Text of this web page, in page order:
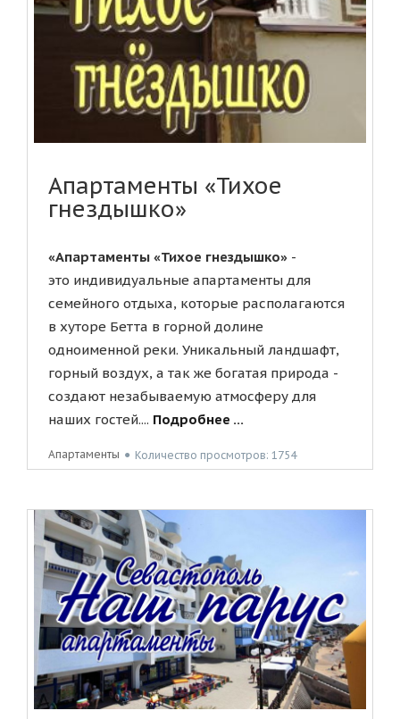
Апартаменты «Тихое
гнездышко»
«Апартаменты «Тихое гнездышко» -
это индивидуальные апартаменты для
семейного отдыха, которые располагаются
в хуторе Бетта в горной долине
одноименной реки. Уникальный ландшафт,
горный воздух, а так же богатая природа -
создают незабываемую атмосферу для
наших гостей.... Подробнее ...
Апартаменты ● Количество просмотров: 1754